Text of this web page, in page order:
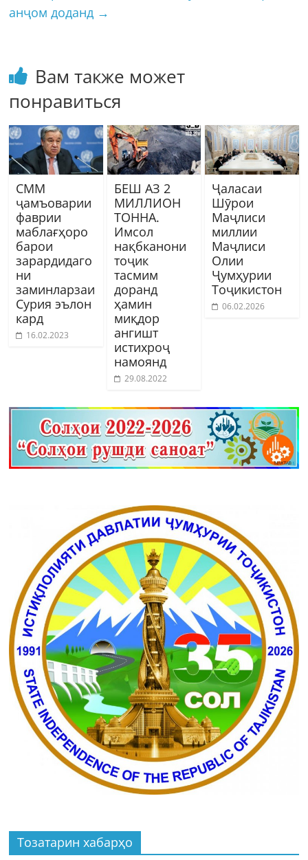
анҷом доданд →
Вам также может
понравиться
СММ
ҷамъоварии
фаврии
маблағҳоро
барои
зарардидаго
ни
заминларзаи
Сурия эълон
кард
16.02.2023
БЕШ АЗ 2
МИЛЛИОН
ТОННА.
Имсол
нақбканони
тоҷик
тасмим
доранд
ҳамин
миқдор
ангишт
истихроҷ
намоянд
29.08.2022
Ҷаласаи
Шӯрои
Маҷлиси
миллии
Маҷлиси
Олии
Ҷумҳурии
Тоҷикистон
06.02.2026
Тозатарин хабарҳо